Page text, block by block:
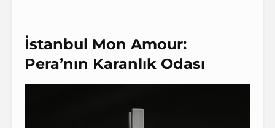
İstanbul Mon Amour:
Pera’nın Karanlık Odası